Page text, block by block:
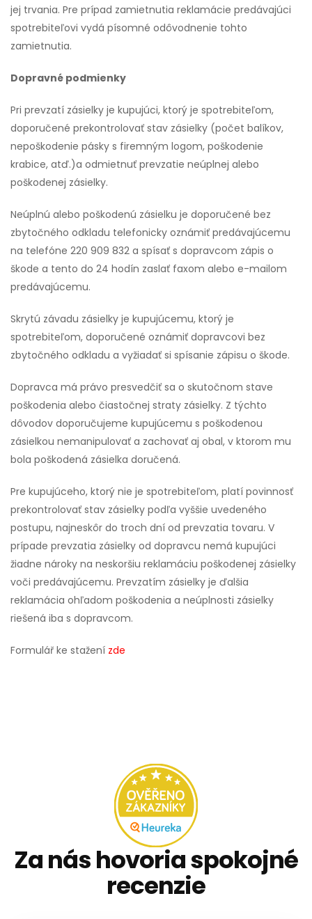
jej trvania. Pre prípad zamietnutia reklamácie predávajúci
spotrebiteľovi vydá písomné odôvodnenie tohto
zamietnutia.
Dopravné podmienky
Pri prevzatí zásielky je kupujúci, ktorý je spotrebiteľom,
doporučené prekontrolovať stav zásielky (počet balíkov,
nepoškodenie pásky s firemným logom, poškodenie
krabice, atď.)a odmietnuť prevzatie neúplnej alebo
poškodenej zásielky.
Neúplnú alebo poškodenú zásielku je doporučené bez
zbytočného odkladu telefonicky oznámiť predávajúcemu
na telefóne 220 909 832 a spísať s dopravcom zápis o
škode a tento do 24 hodín zaslať faxom alebo e-mailom
predávajúcemu.
Skrytú závadu zásielky je kupujúcemu, ktorý je
spotrebiteľom, doporučené oznámiť dopravcovi bez
zbytočného odkladu a vyžiadať si spísanie zápisu o škode.
Dopravca má právo presvedčiť sa o skutočnom stave
poškodenia alebo čiastočnej straty zásielky. Z týchto
dôvodov doporučujeme kupujúcemu s poškodenou
zásielkou nemanipulovať a zachovať aj obal, v ktorom mu
bola poškodená zásielka doručená.
Pre kupujúceho, ktorý nie je spotrebiteľom, platí povinnosť
prekontrolovať stav zásielky podľa vyššie uvedeného
postupu, najneskôr do troch dní od prevzatia tovaru. V
prípade prevzatia zásielky od dopravcu nemá kupujúci
žiadne nároky na neskoršiu reklamáciu poškodenej zásielky
voči predávajúcemu. Prevzatím zásielky je ďalšia
reklamácia ohľadom poškodenia a neúplnosti zásielky
riešená iba s dopravcom.
Formulář ke stažení zde
Za nás hovoria spokojné
recenzie